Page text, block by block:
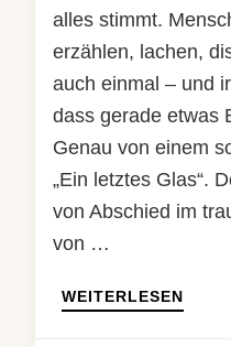
alles stimmt.
erzählen, lachen,
auch einmal – und
dass gerade etwas
Genau von einem
„Ein letztes Glas“.
von Abschied im
von …
WEITERLESEN